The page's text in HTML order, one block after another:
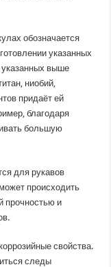
обозначается
указанных
указанных выше
ниобий,
придаёт ей
благодаря
большую
для рукавов
происходить
прочностью и
свойства.
следы